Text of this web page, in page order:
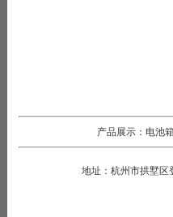
产品展示： 电池
地址： 杭州市拱墅